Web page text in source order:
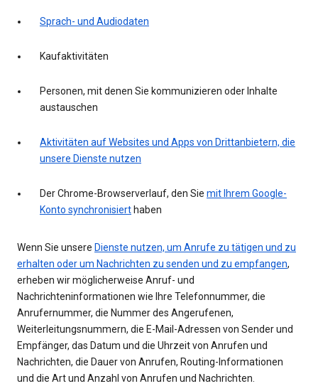
Sprach- und Audiodaten
Kaufaktivitäten
Personen, mit denen Sie kommunizieren oder Inhalte
austauschen
Aktivitäten auf Websites und Apps von Drittanbietern, die
unsere Dienste nutzen
Der Chrome-Browserverlauf, den Sie mit Ihrem Google-
Konto synchronisiert haben
Wenn Sie unsere Dienste nutzen, um Anrufe zu tätigen und zu
erhalten oder um Nachrichten zu senden und zu empfangen,
erheben wir möglicherweise Anruf- und
Nachrichteninformationen wie Ihre Telefonnummer, die
Anrufernummer, die Nummer des Angerufenen,
Weiterleitungsnummern, die E-Mail-Adressen von Sender und
Empfänger, das Datum und die Uhrzeit von Anrufen und
Nachrichten, die Dauer von Anrufen, Routing-Informationen
und die Art und Anzahl von Anrufen und Nachrichten.